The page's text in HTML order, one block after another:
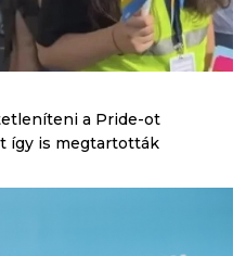
a Pride-ot
így is megtartották